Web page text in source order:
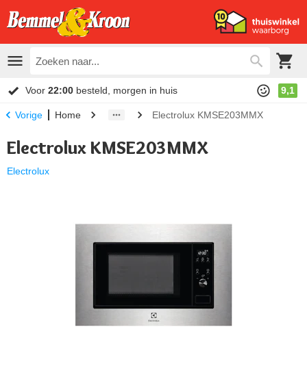
Voor 22:00 besteld, morgen in huis 9,1
Vorige Home Electrolux KMSE203MMX
Electrolux KMSE203MMX
Electrolux